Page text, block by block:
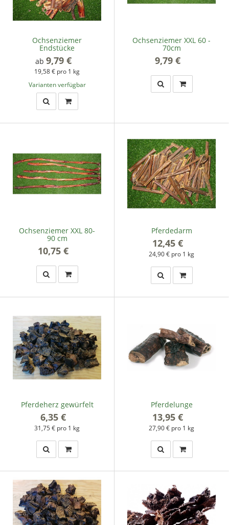
Ochsenziemer
Endstücke
ab 9,79 €
19,58 € pro 1 kg
Varianten verfügbar
Ochsenziemer XXL 60 -
70cm
9,79 €
Ochsenziemer XXL 80-
90 cm
10,75 €
Pferdedarm
12,45 €
24,90 € pro 1 kg
Pferdeherz gewürfelt
6,35 €
31,75 € pro 1 kg
Pferdelunge
13,95 €
27,90 € pro 1 kg